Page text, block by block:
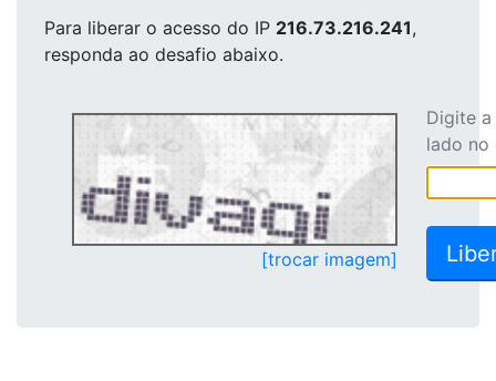
Para liberar o acesso do IP 216.73.216.241,
responda ao desafio abaixo.
[trocar imagem]
Digite
lado no